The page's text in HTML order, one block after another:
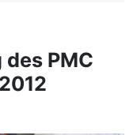
PMC